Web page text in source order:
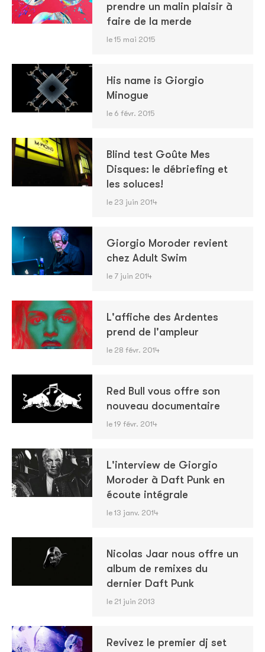
prendre un malin plaisir à
faire de la merde
le 15 mai 2015
His name is Giorgio
Minogue
le 6 févr. 2015
Blind test Goûte Mes
Disques: le débriefing et
les soluces!
le 23 juin 2014
Giorgio Moroder revient
chez Adult Swim
le 7 juin 2014
L'affiche des Ardentes
prend de l'ampleur
le 28 févr. 2014
Red Bull vous offre son
nouveau documentaire
le 19 févr. 2014
L'interview de Giorgio
Moroder à Daft Punk en
écoute intégrale
le 13 janv. 2014
Nicolas Jaar nous offre un
album de remixes du
dernier Daft Punk
le 21 juin 2013
Revivez le premier dj set